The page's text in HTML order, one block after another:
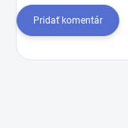
Pridať komentár